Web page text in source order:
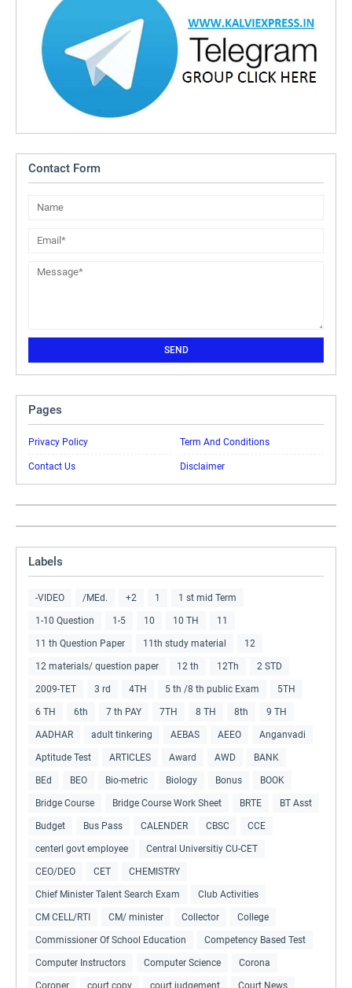
Contact Form
Pages
Privacy Policy Term And Conditions
Contact Us Disclaimer
Labels
-VIDEO /MEd. +2 1 1 st mid Term
1-10 Question 1-5 10 10 TH 11
11 th Question Paper 11th study material 12
12 materials/ question paper 12 th 12Th 2 STD
2009-TET 3 rd 4TH 5 th /8 th public Exam 5TH
6 TH 6th 7 th PAY 7TH 8 TH 8th 9 TH
AADHAR adult tinkering AEBAS AEEO Anganvadi
Aptitude Test ARTICLES Award AWD BANK
BEd BEO Bio-metric Biology Bonus BOOK
Bridge Course Bridge Course Work Sheet BRTE BT Asst
Budget Bus Pass CALENDER CBSC CCE
centerl govt employee Central Universitiy CU-CET
CEO/DEO CET CHEMISTRY
Chief Minister Talent Search Exam Club Activities
CM CELL/RTI CM/ minister Collector College
Commissioner Of School Education Competency Based Test
Computer Instructors Computer Science Corona
Coroner court copy court judgement Court News